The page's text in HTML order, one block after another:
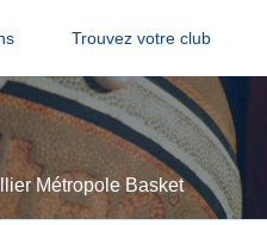
Trouvez votre club
Métropole Basket